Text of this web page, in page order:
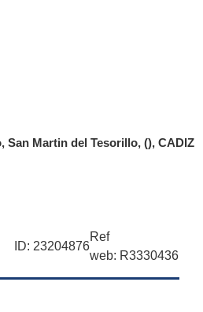
San Martin del Tesorillo, (), CADIZ
ID: 23204876
Ref
web: R3330436